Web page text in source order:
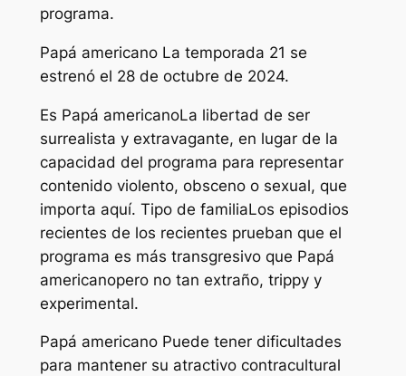
programa.
Papá americano La temporada 21 se
estrenó el 28 de octubre de 2024.
Es Papá americanoLa libertad de ser
surrealista y extravagante, en lugar de la
capacidad del programa para representar
contenido violento, obsceno o sexual, que
importa aquí. Tipo de familiaLos episodios
recientes de los recientes prueban que el
programa es más transgresivo que Papá
americanopero no tan extraño, trippy y
experimental.
Papá americano Puede tener dificultades
para mantener su atractivo contracultural